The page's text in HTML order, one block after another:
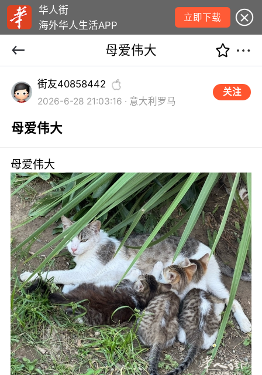
华人街
海外华人生活APP
立即下载
母爱伟大
街友40858442
2026-6-28 21:03:16 · 意大利罗马
关注
母爱伟大
母爱伟大